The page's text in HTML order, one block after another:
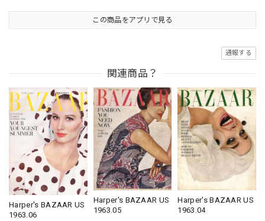
この商品をアプリで見る
通報する
関連商品？
Harper's BAZAAR US
1963.06
Harper's BAZAAR US
1963.05
Harper's BAZAAR US
1963.04